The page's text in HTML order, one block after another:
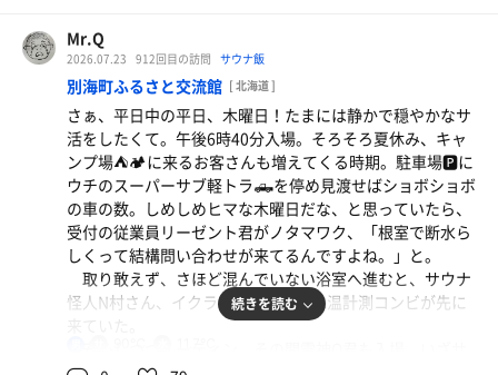
泉湯宿だいいち♨️でALTのサム君、ミシェル君、バカロウ
リュH先生と日帰りサウナをして来たはずだが、晩にもサ
ウナに来るとは。流石雷神ならでは。
ッカーを使うことにした。
浴室もごった返し、カランもギリゲット。隣りではノー
サウナーのI井さんが必死そうに身体を洗っていた。
昨日はあまり影響なかったサ室も今日はビッチリ！時折
待ちも発生する始末。雷神O君が詰めてくれて、運良く上
段ゲット出来たが、肩寄せ合っての距離感に気が張る。サ
ンデーサウナーの根室のO股さんも耐え切れず金曜日なの
に来場。根高のローンサウナーI川先生も参戦。
サウナ 12分 11分 11分 13分
水風呂 2分×4
外気浴 5分×4
Mr.Q
2026.07.23 912回目の訪問 サウナ飯
別海町ふるさと交流館 [ 北海道 ]
さぁ、平日中の平日、木曜日！たまには静かで穏やかなサ
活をしたくて。午後6時40分入場。そろそろ夏休み、キャ
ンプ場⛺️🏕️に来るお客さんも増えてくる時期。駐車場🅿️に
ウチのスーパーサブ軽トラ🛻を停め見渡せばショボショボ
の車の数。しめしめヒマな木曜日だな、と思っていたら、
受付の従業員リーゼント君がノタマワク、「根室で断水ら
しくって結構問い合わせが来てるんですよね。」と。
取り敢えず、さほど混んでいない浴室へ進むと、サウナ
怪人N村さん、イクラの軍艦さんの水温計測コンビが先に
続きを読む